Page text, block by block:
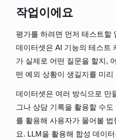
작업이에요
평가를 하려면 먼저 테스트할
데이터셋은 AI 기능의 테스트
가 실제로 어떤 질문을 할지,
떤 예외 상황이 생길지를 미
데이터셋은 여러 방식으로 만
그나 상담 기록을 활용할 수
를 활용해 사용자가 물어볼
요. LLM을 활용해 합성 데이